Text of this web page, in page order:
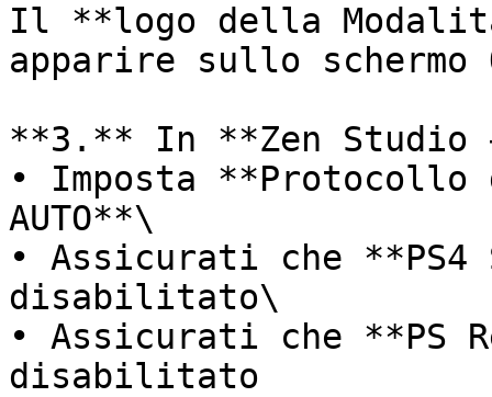
Il **logo della
apparire sullo schermo
**3.** In **Zen Studio
• Imposta
AUTO**\
• Assicurati che
disabilitato\
• Assicurati che **PS
disabilitato